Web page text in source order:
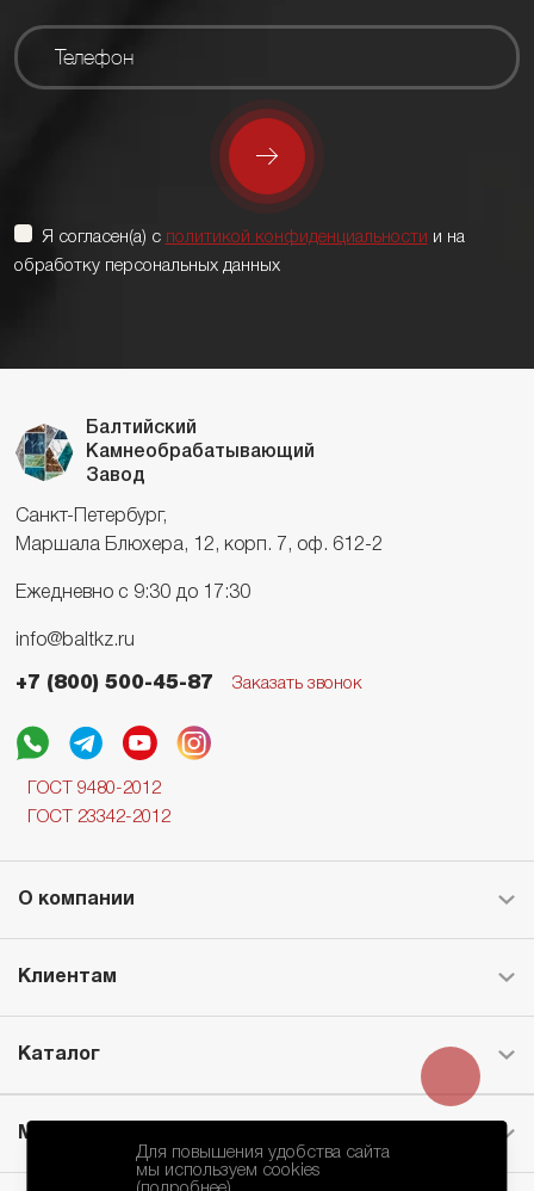
Я согласен(а) с политикой конфиденциальности и на
обработку персональных данных
Балтийский
Камнеобрабатывающий
Завод
Санкт-Петербург,
Маршала Блюхера, 12, корп. 7, оф. 612-2
Ежедневно с 9:30 до 17:30
info@baltkz.ru
+7 (800) 500-45-87 Заказать звонок
ГОСТ 9480-2012
ГОСТ 23342-2012
О компании
Клиентам
Каталог
Месторождение
Для повышения удобства сайта
мы используем cookies